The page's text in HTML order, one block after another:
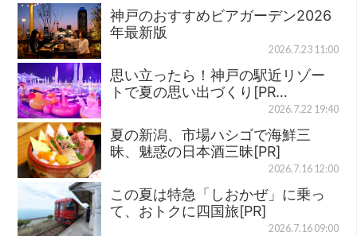
神戸のおすすめビアガーデン2026
年最新版
2026.7.23 11:00
思い立ったら！神戸の駅近リゾー
トで夏の思い出づくり[PR…
2026.7.22 19:40
夏の新潟、市場ハシゴで海鮮三
昧、魅惑の日本酒三昧[PR]
2026.7.16 12:00
この夏は特急「しおかぜ」に乗っ
て、おトクに四国旅[PR]
2026.7.16 09:00